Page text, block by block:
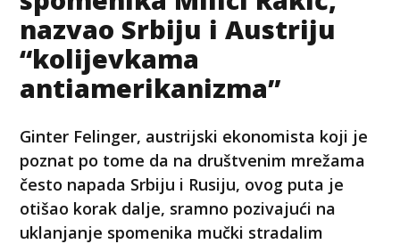
nazvao Srbiju i Austriju
“kolijevkama
antiamerikanizma”
Ginter Felinger, austrijski ekonomista koji je
poznat po tome da na društvenim mrežama
često napada Srbiju i Rusiju, ovog puta je
otišao korak dalje, sramno pozivajući na
uklanjanje spomenika mučki stradalim